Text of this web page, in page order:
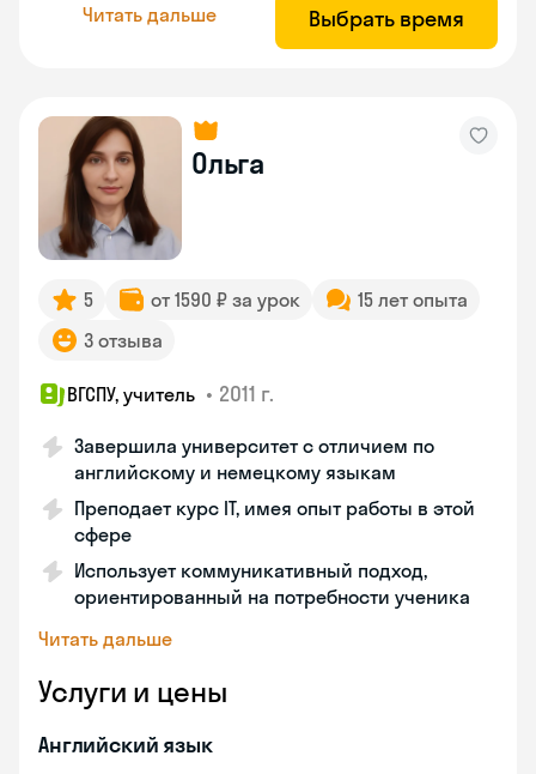
Читать дальше Выбрать время
Ольга
5 от 1590 ₽ за урок
15 лет опыта
3 отзыва
ВГСПУ, учитель • 2011 г.
Завершила университет с отличием по
английскому и немецкому языкам
Преподает курс IT, имея опыт работы в этой
сфере
Использует коммуникативный подход,
ориентированный на потребности ученика
Читать дальше
Услуги и цены
Английский язык